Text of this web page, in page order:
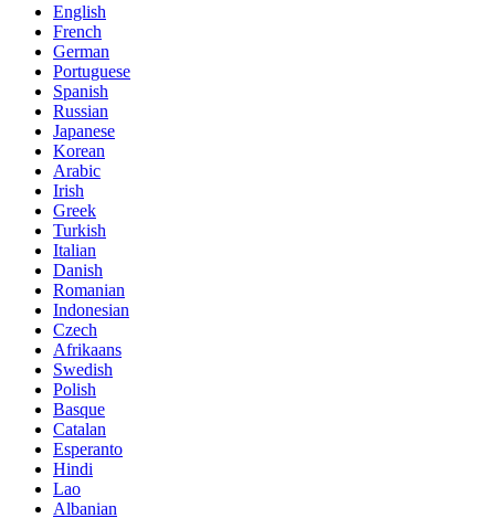
English
French
German
Portuguese
Spanish
Russian
Japanese
Korean
Arabic
Irish
Greek
Turkish
Italian
Danish
Romanian
Indonesian
Czech
Afrikaans
Swedish
Polish
Basque
Catalan
Esperanto
Hindi
Lao
Albanian